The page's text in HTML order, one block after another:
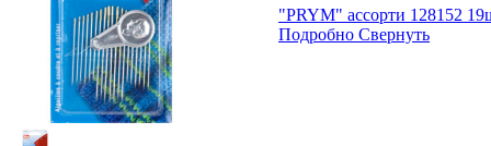
"PRYM" ассорти 128152
Подробно Свернуть